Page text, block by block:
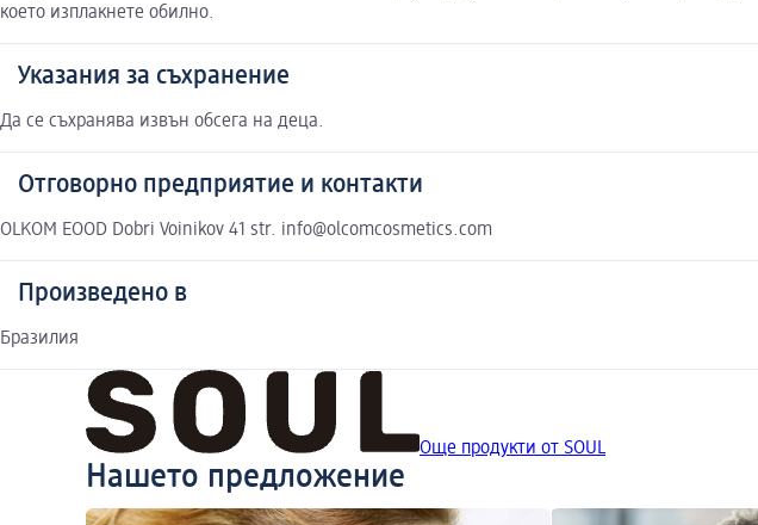
което изплакнете обилно.
Указания за съхранение
Да се съхранява извън обсега на деца.
Отговорно предприятие и контакти
OLKOM EOOD Dobri Voinikov 41 str. info@olcomcosmetics.com
Произведено в
Бразилия
Още продукти от SOUL
Нашето предложение